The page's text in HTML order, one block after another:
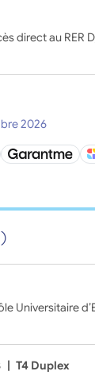
direct au RER
2026
Universitaire
| T4 Duplex